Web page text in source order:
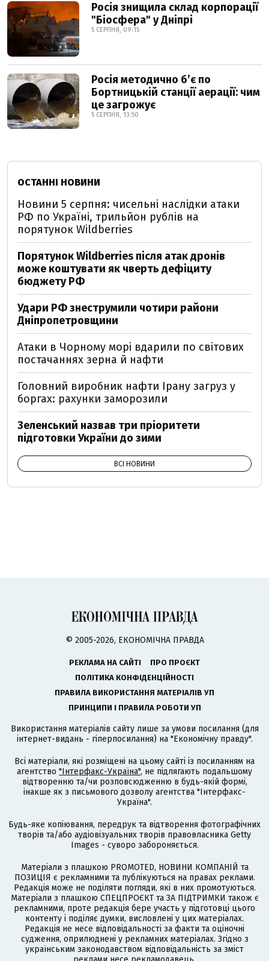
Росія знищила склад корпорації
"Біосфера" у Дніпрі
5 СЕРПНЯ, 09:15
Росія методично б’є по
Бортницькій станції аерації: чим
це загрожує
5 СЕРПНЯ, 13:50
ОСТАННІ НОВИНИ
Новини 5 серпня: чисельні наслідки атаки
РФ по Україні, трильйон рублів на
порятунок Wildberries
Порятунок Wildberries після атак дронів
може коштувати як чверть дефіциту
бюджету РФ
Удари РФ знеструмили чотири райони
Дніпропетровщини
Атаки в Чорному морі вдарили по світових
постачаннях зерна й нафти
Головний виробник нафти Ірану загруз у
боргах: рахунки заморозили
Зеленський назвав три пріоритети
підготовки України до зими
ВСІ НОВИНИ
© 2005-2026, ЕКОНОМІЧНА ПРАВДА
РЕКЛАМА НА САЙТІ
ПРО ПРОЄКТ
ПОЛІТИКА КОНФІДЕНЦІЙНОСТІ
ПРАВИЛА ВИКОРИСТАННЯ МАТЕРІАЛІВ УП
ПРИНЦИПИ І ПРАВИЛА РОБОТИ УП
Використання матеріалів сайту лише за умови посилання (для
інтернет-видань - гіперпосилання) на "Економічну правду".
Всі матеріали, які розміщені на цьому сайті із посиланням на
агентство "Інтерфакс-Україна", не підлягають подальшому
відтворенню та/чи розповсюдженню в будь-якій формі,
інакше як з письмового дозволу агентства "Інтерфакс-
Україна".
Будь-яке копіювання, передрук та відтворення фотографічних
творів та/або аудіовізуальних творів правовласника Getty
Images - суворо забороняється.
Матеріали з плашкою PROMOTED, НОВИНИ КОМПАНІЙ та
ПОЗИЦІЯ є рекламними та публікуються на правах реклами.
Редакція може не поділяти погляди, які в них промотуються.
Матеріали з плашкою СПЕЦПРОЄКТ та ЗА ПІДТРИМКИ також є
рекламними, проте редакція бере участь у підготовці цього
контенту і поділяє думки, висловлені у цих матеріалах.
Редакція не несе відповідальності за факти та оціночні
судження, оприлюднені у рекламних матеріалах. Згідно з
українським законодавством відповідальність за зміст